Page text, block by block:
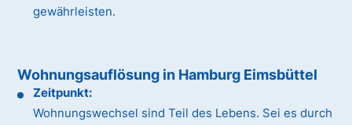
gewährleisten.
Wohnungsauflösung in Hamburg Eimsbüttel
Zeitpunkt:
Wohnungswechsel sind Teil des Lebens. Sei es durch